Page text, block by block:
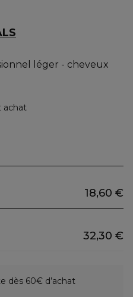
léger - cheveux
achat
18,60 €
32,30 €
dès 60€ d’achat